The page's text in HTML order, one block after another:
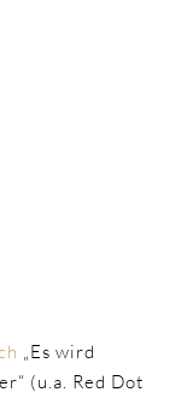
„Es wird
(u.a. Red Dot